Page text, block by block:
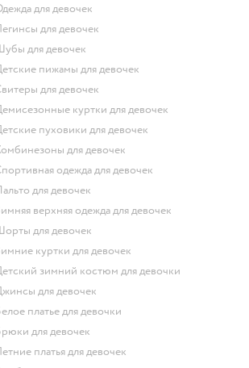
Одежда для девочек
Легинсы для девочек
Шубы для девочек
Детские пижамы для девочек
Свитеры для девочек
Демисезонные куртки для девочек
Детские пуховики для девочек
Комбинезоны для девочек
Спортивная одежда для девочек
Пальто для девочек
Зимняя верхняя одежда для девочек
Шорты для девочек
Зимние куртки для девочек
Детский зимний костюм для девочки
Джинсы для девочек
Белое платье для девочки
Брюки для девочек
Летние платья для девочек